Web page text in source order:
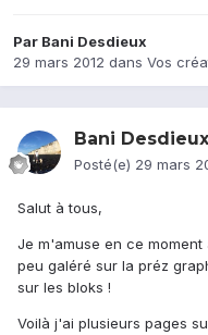
Par Bani Desdieux
29 mars 2012 dans Vos
Bani Desdieux
Posté(e) 29 mars
Salut à tous,
Je m'amuse en ce
peu galéré sur la préz
sur les bloks !
Voilà j'ai plusieurs pages